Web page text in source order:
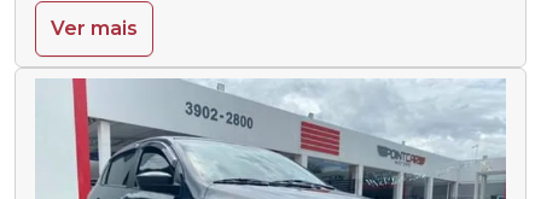
Ver mais